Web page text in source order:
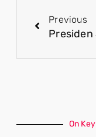
Previous
On Key